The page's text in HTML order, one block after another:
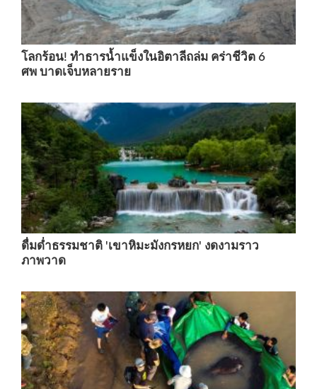
โลกร้อน! ทำธารน้ำแข็งในอิตาลีถล่ม คร่าชีวิต 6
ศพ บาดเจ็บหลายราย
ดื่มด่ำธรรมชาติ 'เขาหิมะมังกรหยก' งดงามราว
ภาพวาด